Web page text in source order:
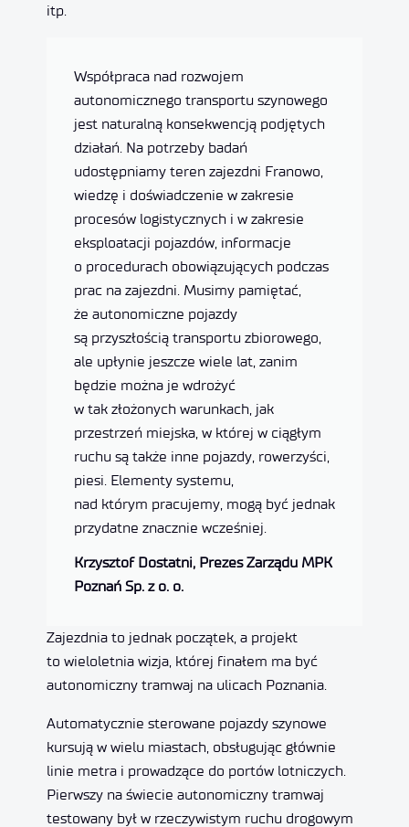
itp.
Współpraca nad rozwojem
autonomicznego transportu szynowego
jest naturalną konsekwencją podjętych
działań. Na potrzeby badań
udostępniamy teren zajezdni Franowo,
wiedzę i doświadczenie w zakresie
procesów logistycznych i w zakresie
eksploatacji pojazdów, informacje
o procedurach obowiązujących podczas
prac na zajezdni. Musimy pamiętać,
że autonomiczne pojazdy
są przyszłością transportu zbiorowego,
ale upłynie jeszcze wiele lat, zanim
będzie można je wdrożyć
w tak złożonych warunkach, jak
przestrzeń miejska, w której w ciągłym
ruchu są także inne pojazdy, rowerzyści,
piesi. Elementy systemu,
nad którym pracujemy, mogą być jednak
przydatne znacznie wcześniej.
Krzysztof Dostatni, Prezes Zarządu MPK
Poznań Sp. z o. o.
Zajezdnia to jednak początek, a projekt
to wieloletnia wizja, której finałem ma być
autonomiczny tramwaj na ulicach Poznania.
Automatycznie sterowane pojazdy szynowe
kursują w wielu miastach, obsługując głównie
linie metra i prowadzące do portów lotniczych.
Pierwszy na świecie autonomiczny tramwaj
testowany był w rzeczywistym ruchu drogowym